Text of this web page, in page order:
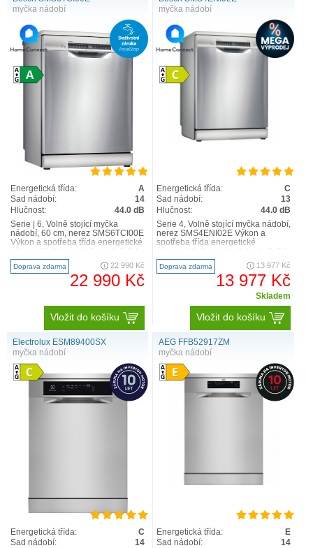
myčka nádobí
Energetická třída:
A
Sad nádobí:
14
Hlučnost:
44.0 dB
Serie | 6, Volně stojící myčka
nádobí, 60 cm, nerez SMS6TCI00E
Výkon a spotřeba třída energetické
kWh / 9.5..
Doprava zdarma 22 990 Kč
22 990 Kč
Vložit do košíku
myčka nádobí
Energetická třída:
C
Sad nádobí:
13
Hlučnost:
44.0 dB
Serie 4, Volně stojící myčka nádobí,
nerez SMS4ENI02E Výkon a
spotřeba třída energetické
kWh / 9.5 l kapac..
Doprava zdarma 13 977 Kč
13 977 Kč
Skladem
Vložit do košíku
Electrolux ESM89400SX
myčka nádobí
Energetická třída:
C
Sad nádobí:
14
AEG FFB52917ZM
myčka nádobí
Energetická třída:
E
Sad nádobí:
14